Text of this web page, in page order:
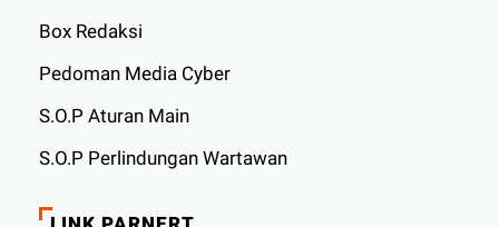
Box Redaksi
Pedoman Media Cyber
S.O.P Aturan Main
S.O.P Perlindungan Wartawan